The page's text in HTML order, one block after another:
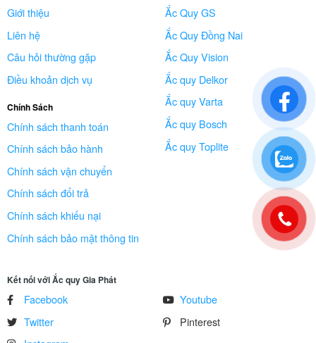
Giới thiệu
Liên hệ
Câu hỏi thường gặp
Điều khoản dịch vụ
Chính Sách
Chính sách thanh toán
Chính sách bảo hành
Chính sách vận chuyển
Chính sách đổi trả
Chính sách khiếu nại
Chính sách bảo mật thông tin
Ắc Quy GS
Ắc Quy Đồng Nai
Ắc Quy Vision
Ắc quy Delkor
Ắc quy Varta
Ắc quy Bosch
Ắc quy Toplite
Kết nối với Ắc quy Gia Phát
Facebook
Twitter
Youtube
Pinterest